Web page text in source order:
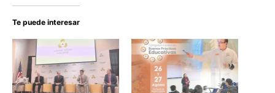
Te puede interesar